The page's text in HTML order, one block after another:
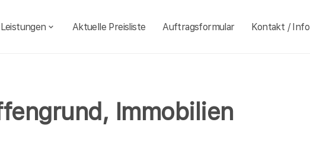
Leistungen Aktuelle Preisliste Auftragsformular Kontakt / Info
Immobilien